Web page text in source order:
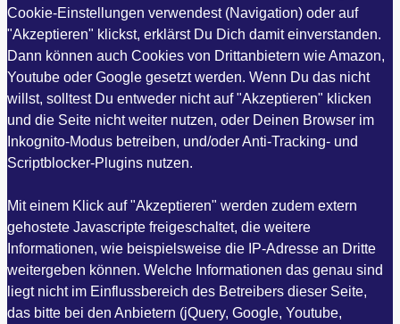
Cookie-Einstellungen verwendest (Navigation) oder auf
"Akzeptieren" klickst, erklärst Du Dich damit einverstanden.
Dann können auch Cookies von Drittanbietern wie Amazon,
Youtube oder Google gesetzt werden. Wenn Du das nicht
willst, solltest Du entweder nicht auf "Akzeptieren" klicken
und die Seite nicht weiter nutzen, oder Deinen Browser im
Inkognito-Modus betreiben, und/oder Anti-Tracking- und
Scriptblocker-Plugins nutzen.
Mit einem Klick auf "Akzeptieren" werden zudem extern
gehostete Javascripte freigeschaltet, die weitere
Informationen, wie beispielsweise die IP-Adresse an Dritte
weitergeben können. Welche Informationen das genau sind
liegt nicht im Einflussbereich des Betreibers dieser Seite,
das bitte bei den Anbietern (jQuery, Google, Youtube,